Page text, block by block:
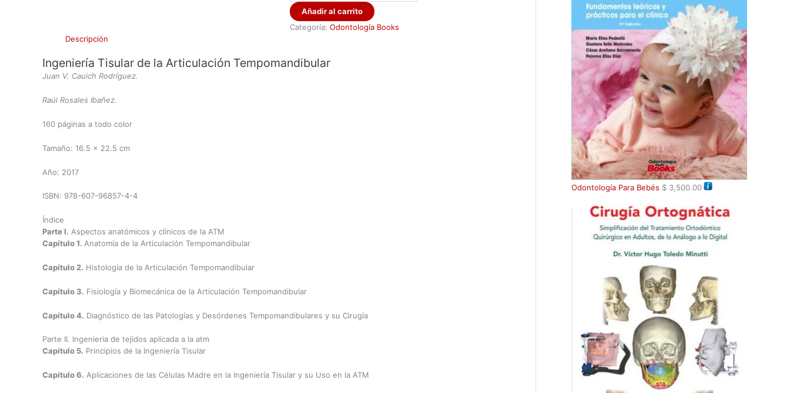
Añadir al carrito
Categoría: Odontología Books
Descripción
Ingeniería Tisular de la Articulación Tempomandibular
Juan V. Cauich Rodríguez.
Raúl Rosales Ibañez.
160 páginas a todo color
Tamaño: 16.5 x 22.5 cm
Año: 2017
ISBN: 978-607-96857-4-4
Índice
Parte I. Aspectos anatómicos y clínicos de la ATM
Capítulo 1. Anatomía de la Articulación Tempomandibular
Capítulo 2. Histología de la Articulación Tempomandibular
Capítulo 3. Fisiología y Biomecánica de la Articulación Tempomandibular
Capítulo 4. Diagnóstico de las Patologías y Desórdenes Tempomandibulares y su Cirugía
Parte II. Ingenieria de tejidos aplicada a la atm
Capítulo 5. Principios de la Ingeniería Tisular
Capítulo 6. Aplicaciones de las Células Madre en la Ingeniería Tisular y su Uso en la ATM
Odontología Para Bebés $ 3,500.00